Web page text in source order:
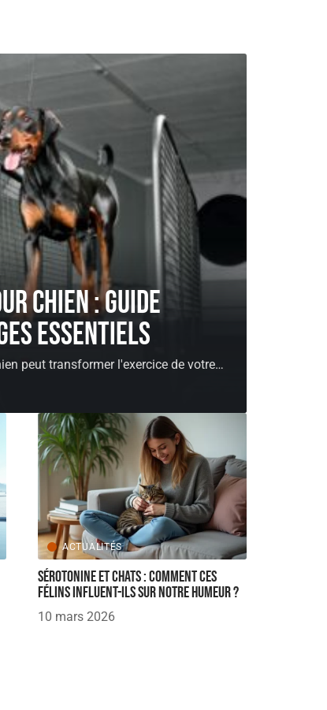
chien : guide
essentiels
peut transformer l'exercice de votre…
ACTUALITÉS
Sérotonine et chats : comment ces
félins influent-ils sur notre humeur ?
10 mars 2026